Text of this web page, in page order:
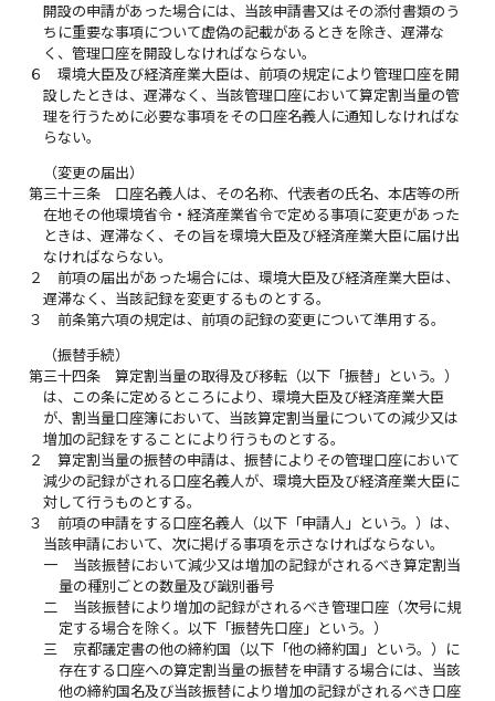
開設の申請があった場合には、当該申請書又はその添付書類のう
ちに重要な事項について虚偽の記載があるときを除き、遅滞な
く、管理口座を開設しなければならない。
６
環境大臣及び経済産業大臣は、前項の規定により管理口座を開
設したときは、遅滞なく、当該管理口座において算定割当量の管
理を行うために必要な事項をその口座名義人に通知しなければな
らない。
（変更の届出）
第三十三条
口座名義人は、その名称、代表者の氏名、本店等の所
在地その他環境省令・経済産業省令で定める事項に変更があった
ときは、遅滞なく、その旨を環境大臣及び経済産業大臣に届け出
なければならない。
２
前項の届出があった場合には、環境大臣及び経済産業大臣は、
遅滞なく、当該記録を変更するものとする。
３
前条第六項の規定は、前項の記録の変更について準用する。
（振替手続）
第三十四条
算定割当量の取得及び移転（以下「振替」という。）
は、この条に定めるところにより、環境大臣及び経済産業大臣
が、割当量口座簿において、当該算定割当量についての減少又は
増加の記録をすることにより行うものとする。
２
算定割当量の振替の申請は、振替によりその管理口座において
減少の記録がされる口座名義人が、環境大臣及び経済産業大臣に
対して行うものとする。
３
前項の申請をする口座名義人（以下「申請人」という。）は、
当該申請において、次に掲げる事項を示さなければならない。
一
当該振替において減少又は増加の記録がされるべき算定割当
量の種別ごとの数量及び識別番号
二
当該振替により増加の記録がされるべき管理口座（次号に規
定する場合を除く。以下「振替先口座」という。）
三
京都議定書の他の締約国（以下「他の締約国」という。）に
存在する口座への算定割当量の振替を申請する場合には、当該
他の締約国名及び当該振替により増加の記録がされるべき口座